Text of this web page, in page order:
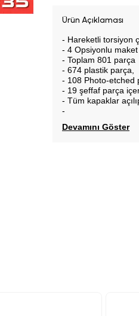
Ürün Açıklaması
- Hareketli torsiyon
- 4 Opsiyonlu maket
- Toplam 801 parça
- 674 plastik parça,
- 108 Photo-etched
- 19 şeffaf parça
- Tüm kapaklar
-
Devamını Göster